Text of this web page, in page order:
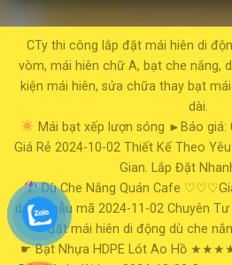
CTy thi công lắp đặt mái hiên di
vòm, mái hiên chữ A, bạt che nắng,
kiện mái hiên, sửa chữa thay bạt
dài.
Mái bạt xếp lượn sóng ►Báo giá:
Giá Rẻ 2024-10-02 Thiết Kế Theo
Gian. Lắp Đặt
Dù Che Nắng Quán Cafe
dạng mẫu mã 2024-11-02 Chuyên
đặt mái hiên di động dù che
☛ Bạt Nhựa HDPE Lót Ao Hồ